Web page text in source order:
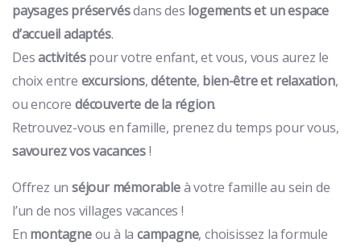
paysages préservésdans des logements et un espace
d’accueil adaptés.
Desactivitéspour votre enfant, et vous, vous aurez le
choix entre excursions,détente, bien-être et relaxation,
ou encoredécouverte de la région.
Retrouvez-vous en famille, prenez du temps pour vous,
savourez vos vacances!
Offrez un séjour mémorableà votre famille au sein de
l’un de nos villages vacances !
En montagneou à la campagne, choisissez la formule